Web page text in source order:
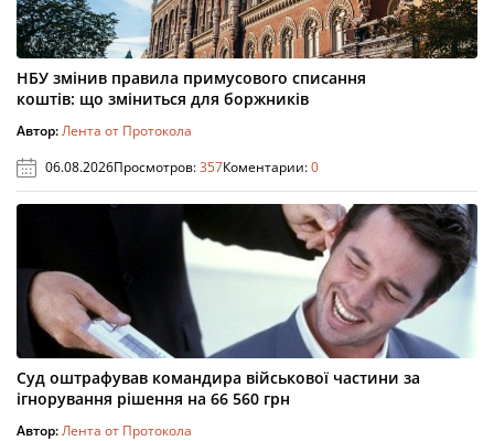
НБУ змінив правила примусового списання
коштів: що зміниться для боржників
Автор:Лента от Протокола
06.08.2026Просмотров:357Коментарии:0
Суд оштрафував командира військової частини за
ігнорування рішення на 66 560 грн
Автор:Лента от Протокола